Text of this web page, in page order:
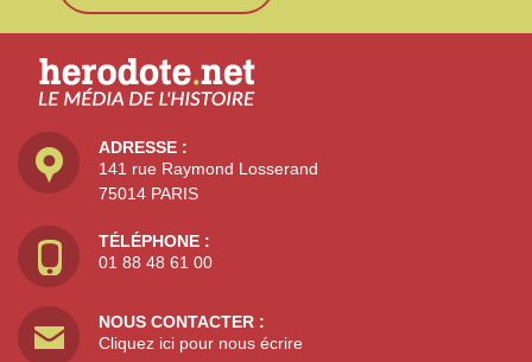
ADRESSE :
141 rue Raymond Losserand
75014 PARIS
TÉLÉPHONE :
01 88 48 61 00
NOUS CONTACTER :
Cliquez ici pour nous écrire